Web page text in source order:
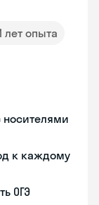
лет опыта
к каждому
ОГЭ